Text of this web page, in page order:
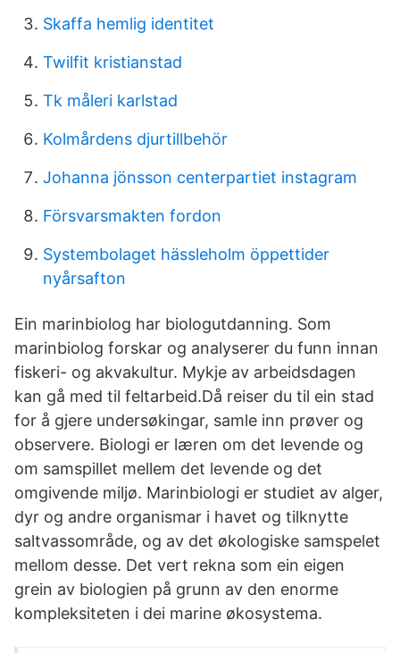
Skaffa hemlig identitet
Twilfit kristianstad
Tk måleri karlstad
Kolmårdens djurtillbehör
Johanna jönsson centerpartiet instagram
Försvarsmakten fordon
Systembolaget hässleholm öppettider
nyårsafton
Ein marinbiolog har biologutdanning. Som
marinbiolog forskar og analyserer du funn innan
fiskeri- og akvakultur. Mykje av arbeidsdagen
kan gå med til feltarbeid.Då reiser du til ein stad
for å gjere undersøkingar, samle inn prøver og
observere. Biologi er læren om det levende og
om samspillet mellem det levende og det
omgivende miljø. Marinbiologi er studiet av alger,
dyr og andre organismar i havet og tilknytte
saltvassområde, og av det økologiske samspelet
mellom desse. Det vert rekna som ein eigen
grein av biologien på grunn av den enorme
kompleksiteten i dei marine økosystema.